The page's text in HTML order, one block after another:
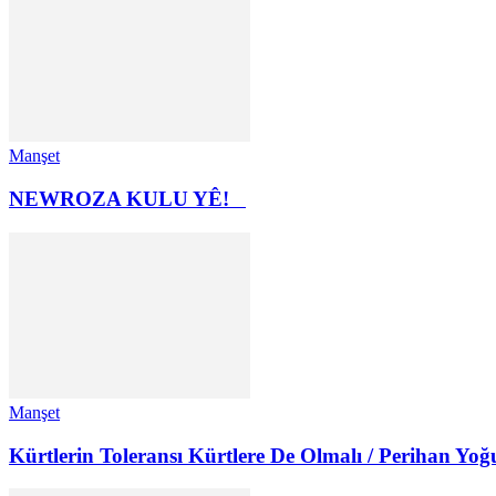
Manşet
NEWROZA KULU YÊ!
Manşet
Kürtlerin Toleransı Kürtlere De Olmalı / Perihan